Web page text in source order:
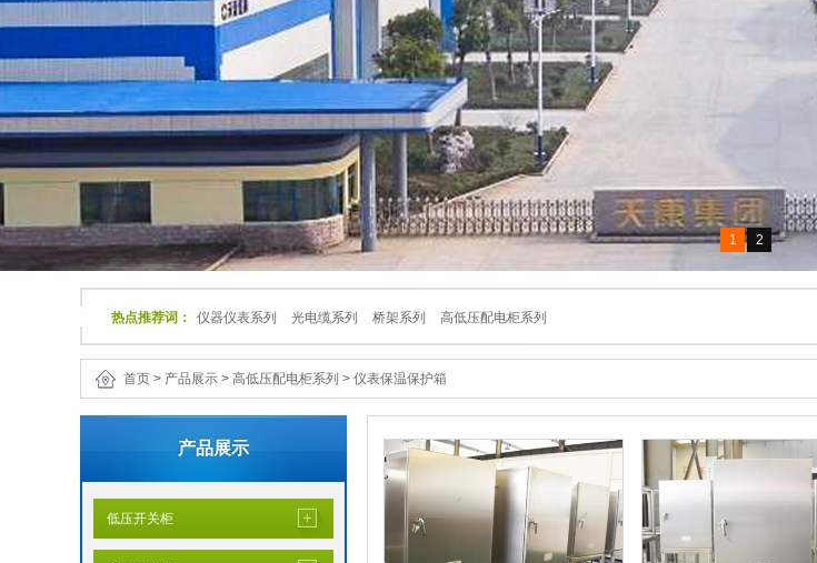
1 2
热点推荐词： 仪器仪表系列 光电缆系列 桥架系列 高低压配电柜系列
首页 > 产品展示 > 高低压配电柜系列 > 仪表保温保护箱
产品展示
低压开关柜